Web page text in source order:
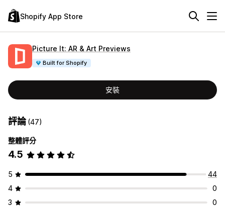
Shopify App Store
Picture It: AR & Art Previews
Built for Shopify
安裝
評論(47)
整體評分
4.5
5
44
4
0
3
0